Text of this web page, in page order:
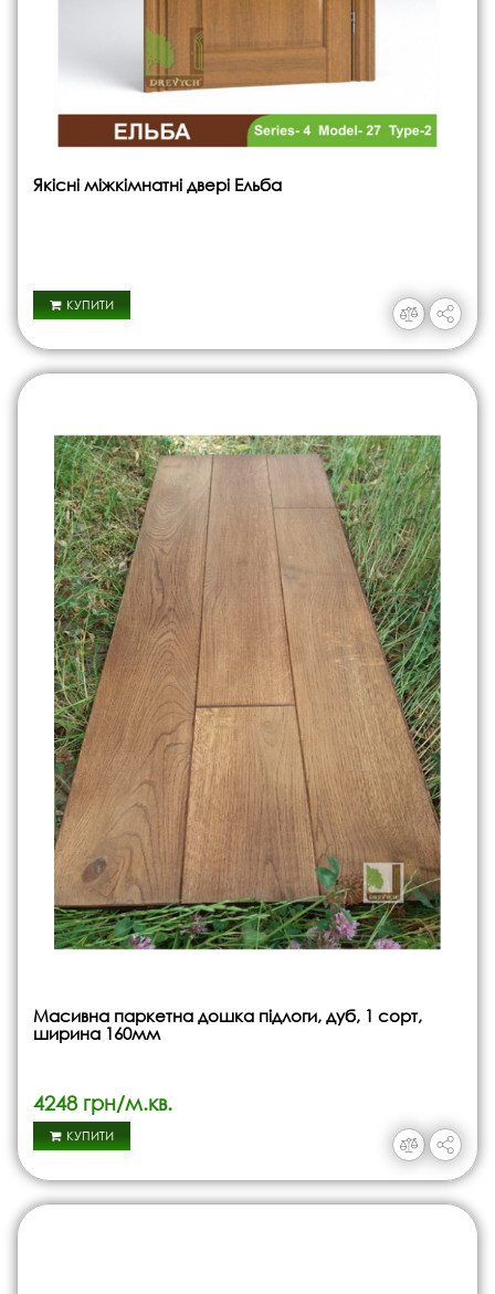
Якісні міжкімнатні двері Ельба
КУПИТИ
Масивна паркетна дошка підлоги, дуб, 1 сорт,
ширина 160мм
4248 грн/м.кв.
КУПИТИ